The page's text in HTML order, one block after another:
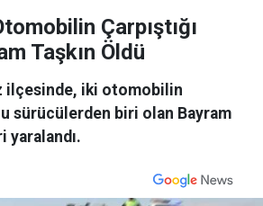
Çarpıştığı
Taşkın Öldü
ilçesinde, iki otomobilin
sürücülerden biri olan Bayram
yaralandı.